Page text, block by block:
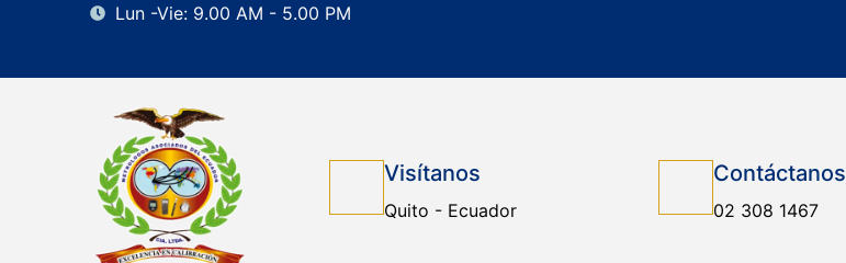
Lun -Vie: 9.00 AM - 5.00 PM
Visítanos
Quito - Ecuador
Contáctanos
02 308 1467